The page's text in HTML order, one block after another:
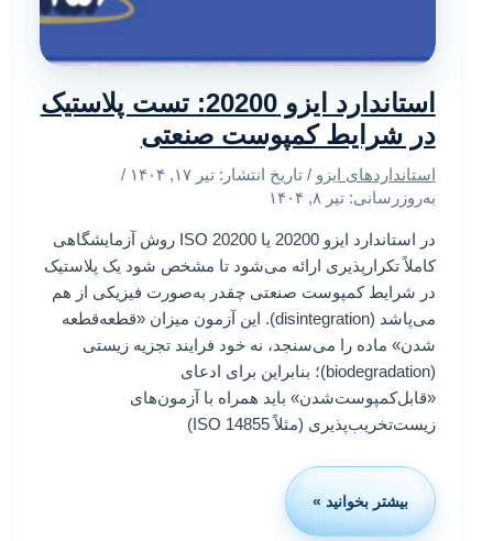
استاندارد ایزو 20200: تست پلاستیک
در شرایط کمپوست صنعتی
استانداردهای ایزو / تاریخ انتشار: تیر ۱۷, ۱۴۰۴
/
به‌روزرسانی: تیر ۸, ۱۴۰۴
در استاندارد ایزو 20200 یا ISO 20200 روش آزمایشگاهی
کاملاً تکرارپذیری ارائه می‌شود تا مشخص شود یک پلاستیک
در شرایط کمپوست صنعتی چقدر به‌صورت فیزیکی از هم
می‌پاشد (disintegration). این آزمون میزان «قطعه‌قطعه
شدن» ماده را می‌سنجد، نه خود فرایند تجزیه زیستی
(biodegradation)؛ بنابراین برای ادعای
«قابل‌کمپوست‌شدن» باید همراه با آزمون‌های
زیست‌تخریب‌پذیری (مثلاً ISO 14855)
استاندارد
ایزو
بیشتر بخوانید »